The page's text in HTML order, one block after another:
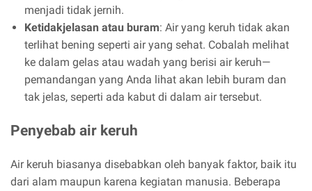
menjadi tidak jernih.
Ketidakjelasan atau buram: Air yang keruh tidak akan
terlihat bening seperti air yang sehat. Cobalah melihat
ke dalam gelas atau wadah yang berisi air keruh—
pemandangan yang Anda lihat akan lebih buram dan
tak jelas, seperti ada kabut di dalam air tersebut.
Penyebab air keruh
Air keruh biasanya disebabkan oleh banyak faktor, baik itu
dari alam maupun karena kegiatan manusia. Beberapa